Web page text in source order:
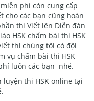
phí còn cung cấp
cho các bạn cũng hoàn
thi Viết lên Diễn đàn
HSK chấm bài thi HSK
thì chúng tôi có đội
vụ chấm bài thi HSK
luôn các bạn nhé.
luyện thi HSK online tại